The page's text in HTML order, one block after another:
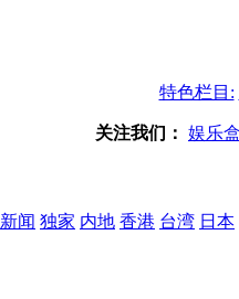
特色栏目:
关注我们： 娱乐
新闻 独家 内地 香港 台湾 日本